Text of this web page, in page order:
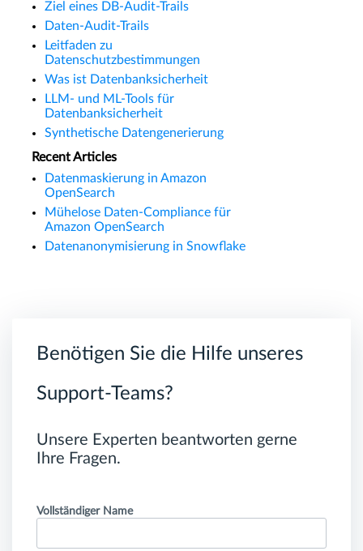
Ziel eines DB-Audit-Trails
Daten-Audit-Trails
Leitfaden zu
Datenschutzbestimmungen
Was ist Datenbanksicherheit
LLM- und ML-Tools für
Datenbanksicherheit
Synthetische Datengenerierung
Recent Articles
Datenmaskierung in Amazon
OpenSearch
Mühelose Daten-Compliance für
Amazon OpenSearch
Datenanonymisierung in Snowflake
Benötigen Sie die Hilfe unseres
Support-Teams?
Unsere Experten beantworten gerne
Ihre Fragen.
Vollständiger Name